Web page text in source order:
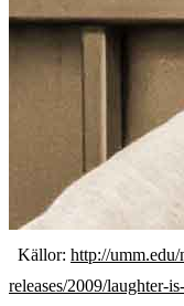
Källor: http://umm.edu/
releases/2009/laughter-